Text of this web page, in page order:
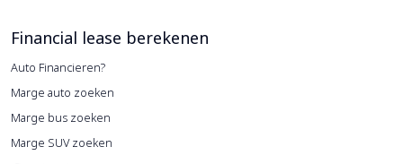
Financial lease berekenen
Auto Financieren?
Marge auto zoeken
Marge bus zoeken
Marge SUV zoeken